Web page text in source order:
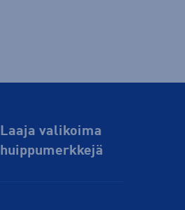
Laaja valikoima
huippu­merkkejä